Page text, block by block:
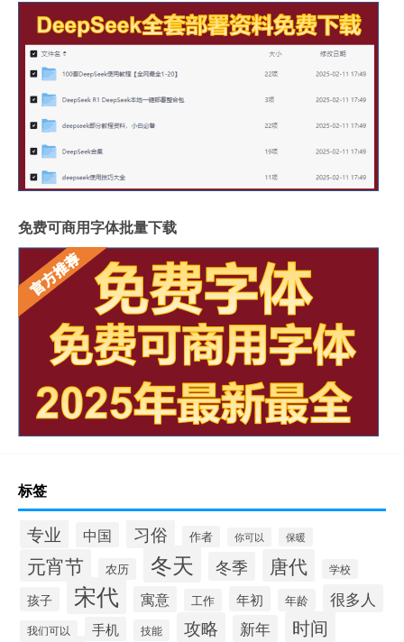
免费可商用字体批量下载
标签
专业 中国 习俗 作者 你可以 保暖
元宵节 农历 冬天 冬季 唐代 学校
孩子 宋代 寓意 工作 年初 年龄 很多人
我们可以 手机 技能 攻略 新年 时间